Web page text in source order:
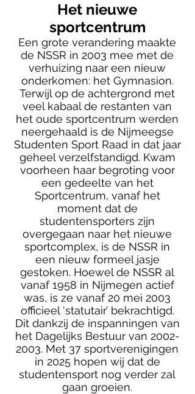
Het nieuwe
sportcentrum
Een grote verandering maakte
de NSSR in 2003 mee met de
verhuizing naar een nieuw
onderkomen: het Gymnasion.
Terwijl op de achtergrond met
veel kabaal de restanten van
het oude sportcentrum werden
neergehaald is de Nijmeegse
Studenten Sport Raad in dat jaar
geheel verzelfstandigd. Kwam
voorheen haar begroting voor
een gedeelte van het
Sportcentrum, vanaf het
moment dat de
studentensporters zijn
overgegaan naar het nieuwe
sportcomplex, is de NSSR in
een nieuw formeel jasje
gestoken. Hoewel de NSSR al
vanaf 1958 in Nijmegen actief
was, is ze vanaf 20 mei 2003
officieel ‘statutair’ bekrachtigd.
Dit dankzij de inspanningen van
het Dagelijks Bestuur van 2002-
2003. Met 37 sportverenigingen
in 2025 hopen wij dat de
studentensport nog verder zal
gaan groeien.